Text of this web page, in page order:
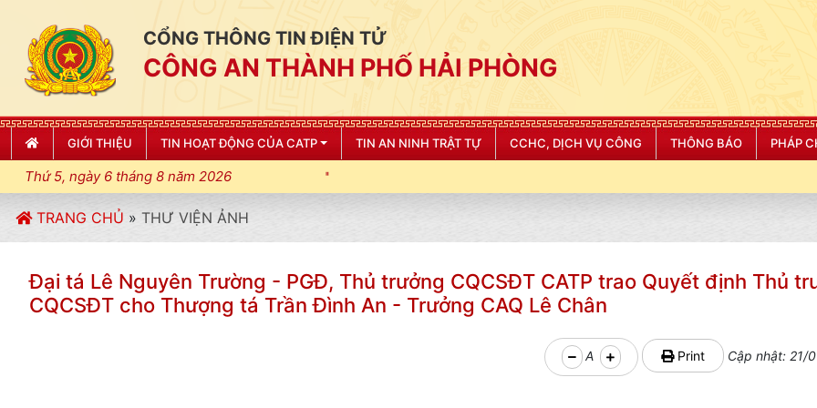
CỔNG THÔNG TIN ĐIỆN TỬ
CÔNG AN THÀNH PHỐ HẢI PHÒNG
GIỚI THIỆU TIN HOẠT ĐỘNG CỦA CATP TIN AN NINH TRẬT TỰ CCHC, DỊCH VỤ CÔNG THÔNG BÁO PHÁP
Thứ 5, ngày 6 tháng 8 năm 2026
TRANG CHỦ » THƯ VIỆN ẢNH
Đại tá Lê Nguyên Trường - PGĐ, Thủ trưởng CQCSĐT CATP trao Quyết định Thủ
CQCSĐT cho Thượng tá Trần Đình An - Trưởng CAQ Lê Chân
A Print Cập nhật: 21/